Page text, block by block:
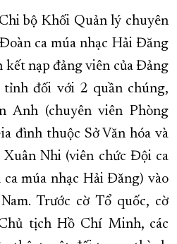
bộ Khối Quản lý chuyên
ca múa nhạc Hải Đăng
kết nạp đảng viên của Đảng
đối với 2 quần chúng,
Anh (chuyên viên Phòng
đình thuộc Sở Văn hóa và
Xuân Nhi (viên chức Đội ca
múa nhạc Hải Đăng) vào
Trước cờ Tổ quốc, cờ
tịch Hồ Chí Minh, các